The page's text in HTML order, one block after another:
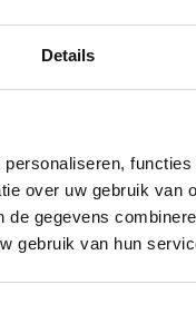
Details
over uw gebruik van
gegevens
gebruik van hun